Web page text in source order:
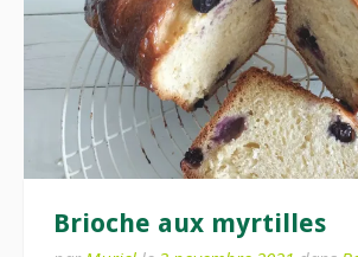
Brioche aux myrtilles